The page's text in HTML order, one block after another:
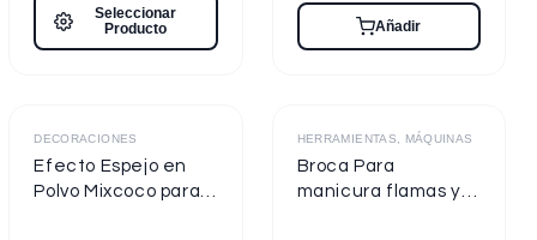
Seleccionar
Producto
Añadir
Destacado
DECORACIONES
Efecto Espejo en
Polvo Mixcoco para
HERRAMIENTAS, MÁQUINAS
Broca Para
manicura flamas y